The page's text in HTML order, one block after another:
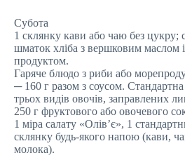
Субота
1 склянку кави або чаю без цукру;
шматок хліба з вершковим маслом
продуктом.
Гаряче блюдо з риби або
─ 160 г разом з соусом. Стандартна
трьох видів овочів, заправлених
250 г фруктового або овочевого
1 міра салату «Олів’є», 1
склянку будь-якого напою (кави,
молока).